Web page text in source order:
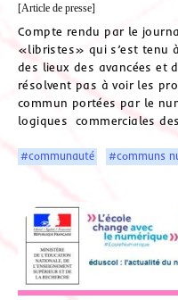
[Article de presse]
Compte rendu par le
«libristes» qui s’est tenu
des lieux des avancées et
résolvent pas à voir les
commun portées par le
logiques commerciales
#communauté #communs